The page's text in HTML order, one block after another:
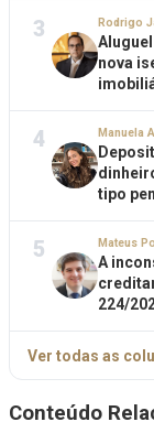
3 Rodrigo
nova
4 Manuela
tipo
5 Mateus
A
224/
Ver todas as
Conteúdo